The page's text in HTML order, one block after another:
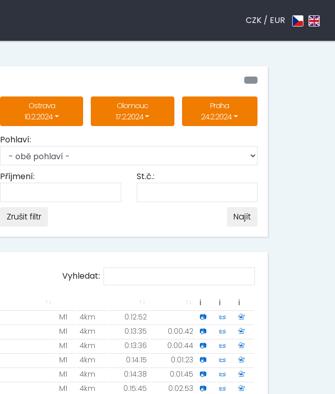
CZK / EUR
Ostrava
10.2.2024
Olomouc
17.2.2024
Praha
24.2.2024
Pohlaví:
Příjmení: St.č.:
Zrušit filtr Najít
Vyhledat:
ℹ ℹ
ℹ
M1 4km 0:12:52 📷 📜
📇
M1 4km 0:13:35 0:00:42 📷 📜
📇
M1 4km 0:13:36 0:00:44 📷 📜
📇
M1 4km 0:14:15 0:01:23 📷 📜
📇
M1 4km 0:14:38 0:01:45 📷 📜
📇
M1 4km 0:15:45 0:02:53 📷 📜
📇